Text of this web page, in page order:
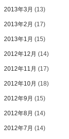
2013年3月 (13)
2013年2月 (17)
2013年1月 (15)
2012年12月 (14)
2012年11月 (17)
2012年10月 (18)
2012年9月 (15)
2012年8月 (14)
2012年7月 (14)